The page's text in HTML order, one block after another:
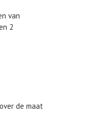
van
2
de maat